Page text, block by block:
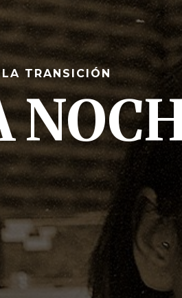
TRANSICIÓN